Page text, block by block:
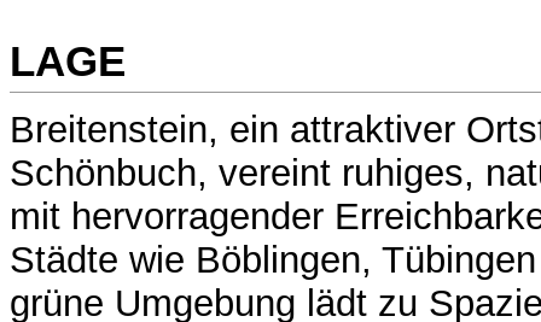
LAGE
Breitenstein, ein attraktiver
Schönbuch, vereint ruhiges,
mit hervorragender
Städte wie Böblingen,
grüne Umgebung lädt zu